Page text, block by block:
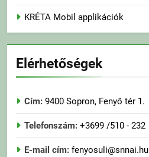
KRÉTA Mobil applikációk
Elérhetőségek
Cím: 9400 Sopron, Fenyő tér 1.
Telefonszám: +3699 /510 - 232
E-mail cím: fenyosuli@snnai.hu